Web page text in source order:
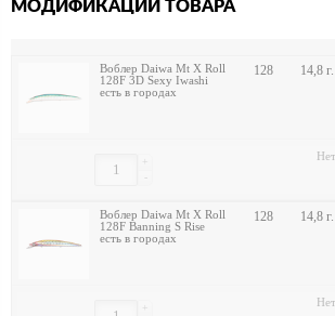
МОДИФИКАЦИИ ТОВАРА
Воблер Daiwa Mt X Roll
128F 3D Sexy Iwashi
есть в городах
128 14,8 г.
-
+
Воблер Daiwa Mt X Roll
128F Banning S Rise
есть в городах
128 14,8 г.
+